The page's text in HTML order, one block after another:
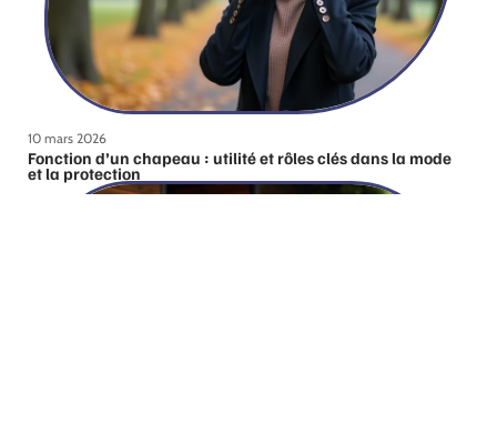
10 mars 2026
Fonction d’un chapeau : utilité et rôles clés dans la mode
et la protection